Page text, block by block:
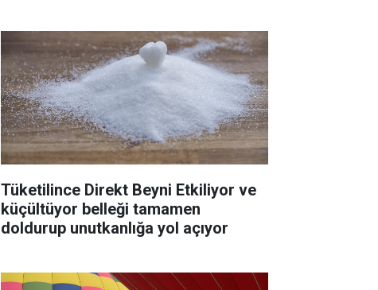
Tüketilince Direkt Beyni Etkiliyor ve
küçültüyor belleği tamamen
doldurup unutkanlığa yol açıyor